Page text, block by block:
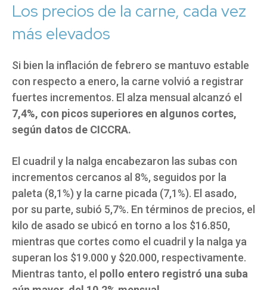
Los precios de la carne, cada vez
más elevados
Si bien la inflación de febrero se mantuvo estable
con respecto a enero, la carne volvió a registrar
fuertes incrementos. El alza mensual alcanzó el
7,4%, con picos superiores en algunos cortes,
según datos de CICCRA.
El cuadril y la nalga encabezaron las subas con
incrementos cercanos al 8%, seguidos por la
paleta (8,1%) y la carne picada (7,1%). El asado,
por su parte, subió 5,7%. En términos de precios, el
kilo de asado se ubicó en torno a los $16.850,
mientras que cortes como el cuadril y la nalga ya
superan los $19.000 y $20.000, respectivamente.
Mientras tanto, el pollo entero registró una suba